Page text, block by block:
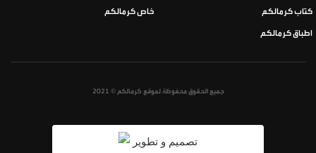
كتاب كرمالكم خاص كرمالكم
اطباق كرمالكم
جميع الحقوق محفوظة لموقع كرمالكم © 2021
تصميم و تطوير